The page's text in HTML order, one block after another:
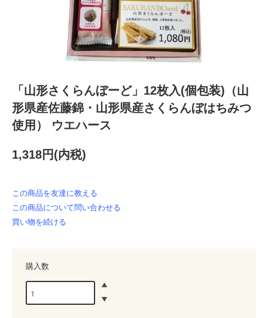
「山形さくらんぼーど」12枚入(個包装)（山
形県産佐藤錦・山形県産さくらんぼはちみつ
使用） ウエハース
1,318円(内税)
この商品を友達に教える
この商品について問い合わせる
買い物を続ける
購入数